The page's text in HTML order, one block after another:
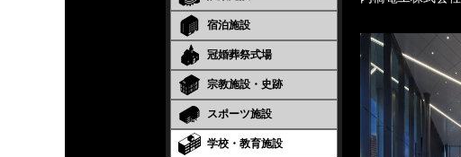
宿泊施設
冠婚葬祭式場
宗教施設・史跡
スポーツ施設
学校・教育施設